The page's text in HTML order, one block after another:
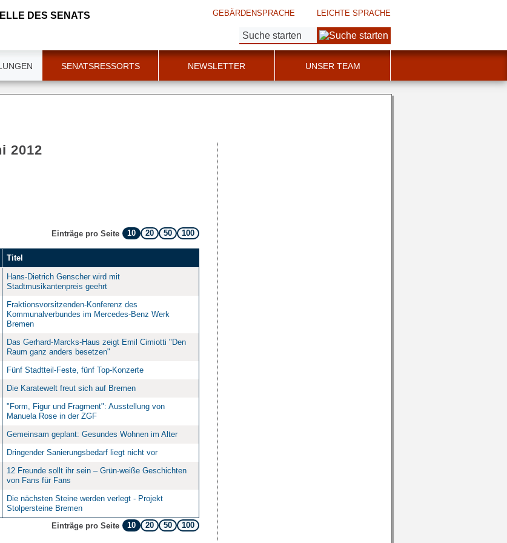
DES SENATS GEBÄRDENSPRACHE LEICHTE SPRACHE
Suche:
SENATSRESSORTS NEWSLETTER UNSER TEAM
2012
Einträge pro Seite 10 20 50 100
Titel
Hans-Dietrich Genscher wird mit
Stadtmusikantenpreis geehrt
Fraktionsvorsitzenden-Konferenz des
Kommunalverbundes im Mercedes-Benz Werk
Bremen
Das Gerhard-Marcks-Haus zeigt Emil Cimiotti "Den
Raum ganz anders besetzen"
Fünf Stadtteil-Feste, fünf Top-Konzerte
Die Karatewelt freut sich auf Bremen
"Form, Figur und Fragment": Ausstellung von
Manuela Rose in der ZGF
Gemeinsam geplant: Gesundes Wohnen im Alter
Dringender Sanierungsbedarf liegt nicht vor
12 Freunde sollt ihr sein – Grün-weiße Geschichten
von Fans für Fans
Die nächsten Steine werden verlegt - Projekt
Stolpersteine Bremen
Einträge pro Seite 10 20 50 100